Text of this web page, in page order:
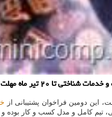
و فناوری های شناختی ارائه نمایند.
این دومین فراخوان پشتیبانی از
تیم کامل و مدل کسب و کار بوده و